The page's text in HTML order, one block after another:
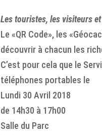
Les touristes, les visiteurs
Le «QR Code», les
découvrir à chacun les
C’est pour cela que le
téléphones portables le
Lundi 30 Avril 2018
de 14h30 à 17h00
Salle du Parc